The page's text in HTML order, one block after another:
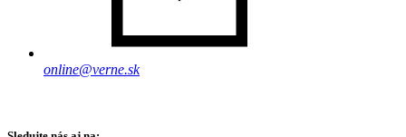
online@verne.sk